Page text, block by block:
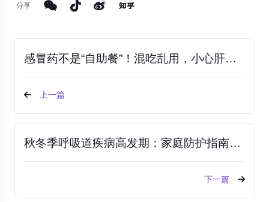
分享
感冒药不是“自助餐”！混吃乱用，小心肝损伤找上门！
上一篇
秋冬季呼吸道疾病高发期：家庭防护指南与预警信号识别
下一篇